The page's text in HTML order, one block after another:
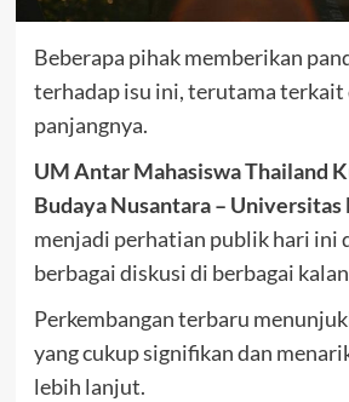
Beberapa pihak memberikan
terhadap isu ini, terutama terkait
panjangnya.
UM Antar Mahasiswa Thailand
Budaya Nusantara –
menjadi perhatian publik hari ini
berbagai diskusi di berbagai
Perkembangan terbaru
yang cukup signifikan dan
lebih lanjut.